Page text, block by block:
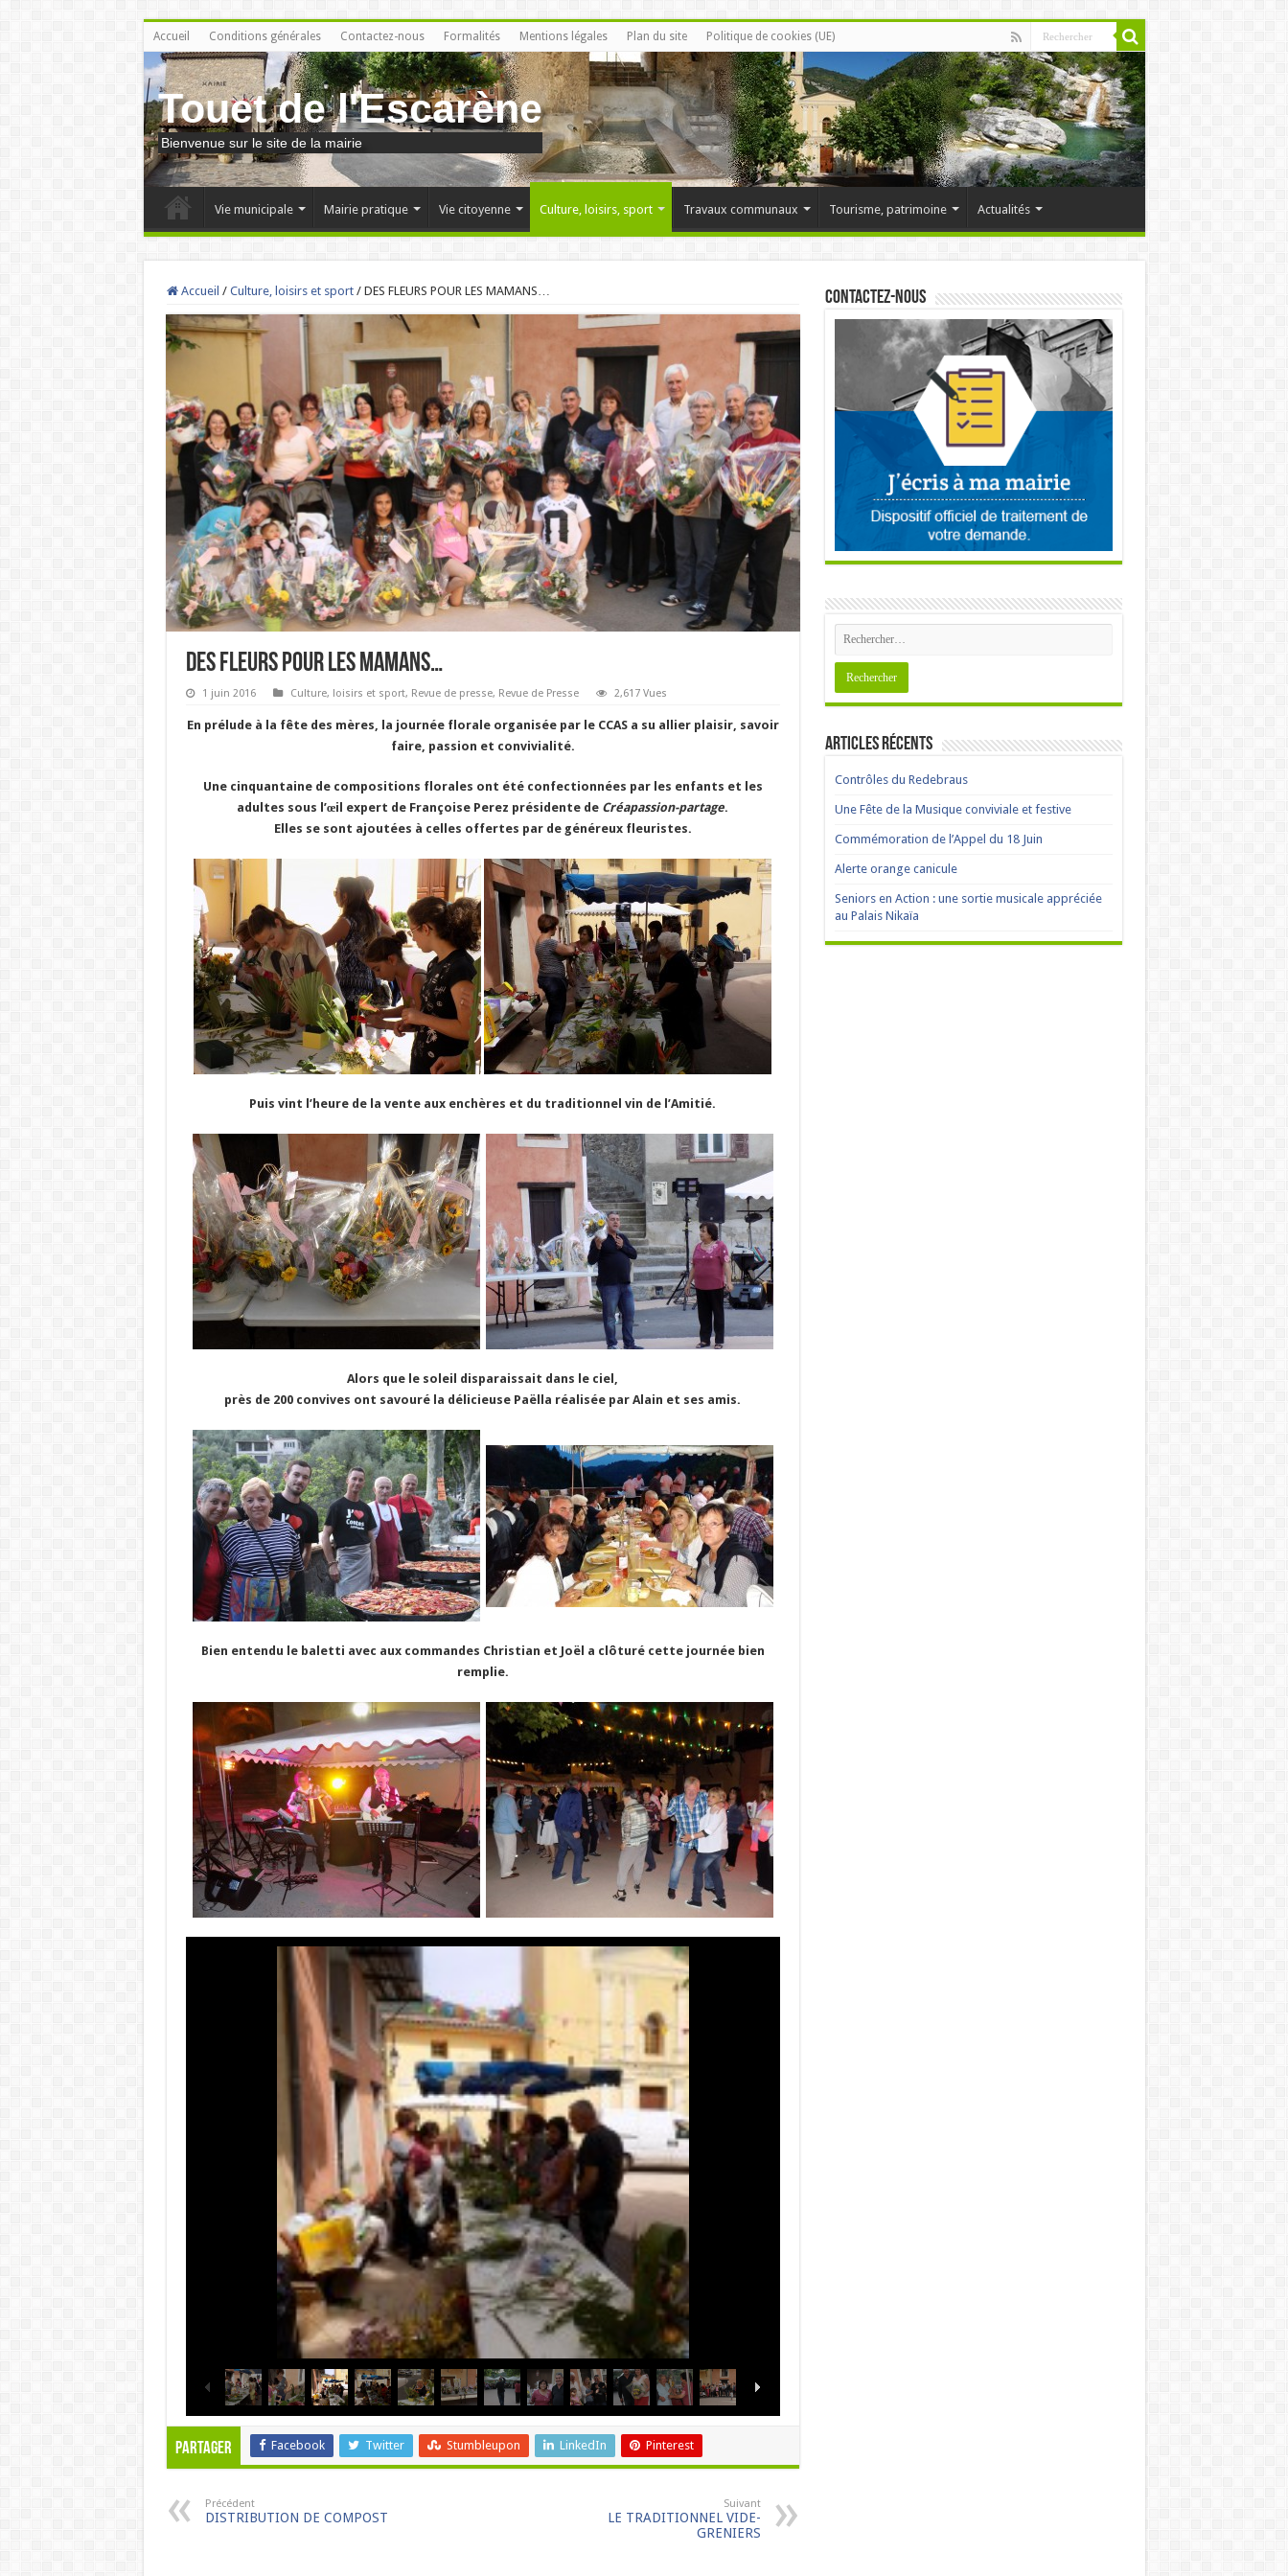
Accueil Conditions générales Contactez-nous Formalités Mentions légales Plan du site Politique de cookies (UE)
Touet de l'Escarène
Bienvenue sur le site de la mairie
Vie municipale Mairie pratique Vie citoyenne Culture, loisirs, sport Travaux communaux Tourisme, patrimoine Actualités
Accueil / Culture, loisirs et sport / DES FLEURS POUR LES MAMANS…
DES FLEURS POUR LES MAMANS…
1 juin 2016 Culture, loisirs et sport, Revue de presse, Revue de Presse 2,617 Vues
En prélude à la fête des mères, la journée florale organisée par le CCAS a su allier plaisir, savoir
faire, passion et convivialité.
Une cinquantaine de compositions florales ont été confectionnées par les enfants et les
adultes sous l’œil expert de Françoise Perez présidente de Créapassion-partage.
Elles se sont ajoutées à celles offertes par de généreux fleuristes.
Puis vint l’heure de la vente aux enchères et du traditionnel vin de l’Amitié.
Alors que le soleil disparaissait dans le ciel,
près de 200 convives ont savouré la délicieuse Paëlla réalisée par Alain et ses amis.
Bien entendu le baletti avec aux commandes Christian et Joël a clôturé cette journée bien
remplie.
Partager Facebook Twitter Stumbleupon LinkedIn Pinterest
Précédent
DISTRIBUTION DE COMPOST
Suivant
LE TRADITIONNEL VIDE-
GRENIERS
Contactez-nous
Articles récents
Contrôles du Redebraus
Une Fête de la Musique conviviale et festive
Commémoration de l’Appel du 18 Juin
Alerte orange canicule
Seniors en Action : une sortie musicale appréciée
au Palais Nikaïa